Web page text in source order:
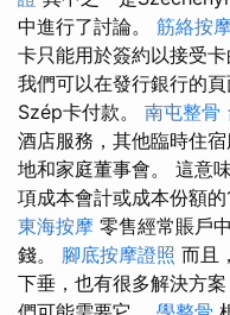
中進行了討論。 筋絡按
卡只能用於簽約以接受卡
我們可以在發行銀行的
Szép卡付款。 南屯整骨
酒店服務，其他臨時住
地和家庭董事會。 這意
項成本會計或成本份額的
東海按摩 零售經常賬戶
錢。 腳底按摩證照 而且
下垂，也有很多解決方